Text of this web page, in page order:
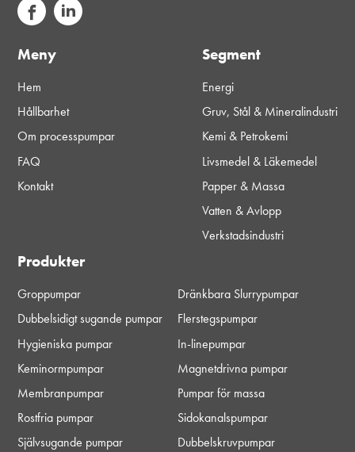
Meny
Hem
Hållbarhet
Om processpumpar
FAQ
Kontakt
Segment
Energi
Gruv, Stål & Mineralindustri
Kemi & Petrokemi
Livsmedel & Läkemedel
Papper & Massa
Vatten & Avlopp
Verkstadsindustri
Produkter
Groppumpar
Dränkbara Slurrypumpar
Dubbelsidigt sugande pumpar
Flerstegspumpar
Hygieniska pumpar
In-linepumpar
Keminormpumpar
Magnetdrivna pumpar
Membranpumpar
Pumpar för massa
Rostfria pumpar
Sidokanalspumpar
Självsugande pumpar
Dubbelskruvpumpar